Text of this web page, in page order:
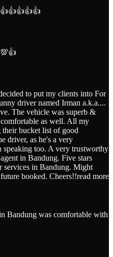
👍👍👍👍👍
to put my clients into For
driver named Irman a.k.a....
The vehicle was superb &
as well. All my
bucket list of good
driver, as he's a very
too. A very trustworthy
in Bandung. Five stars
services in Bandung. Might
booked. Cheers!!read more
Bandung was comfortable with